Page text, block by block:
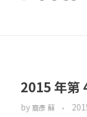
2015 年第
by 裔彥 蘇